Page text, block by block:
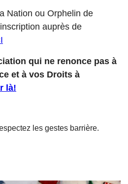
Nation ou Orphelin de
auprès de
qui ne renonce pas à
et à vos Droits à
là!
les gestes barrière.